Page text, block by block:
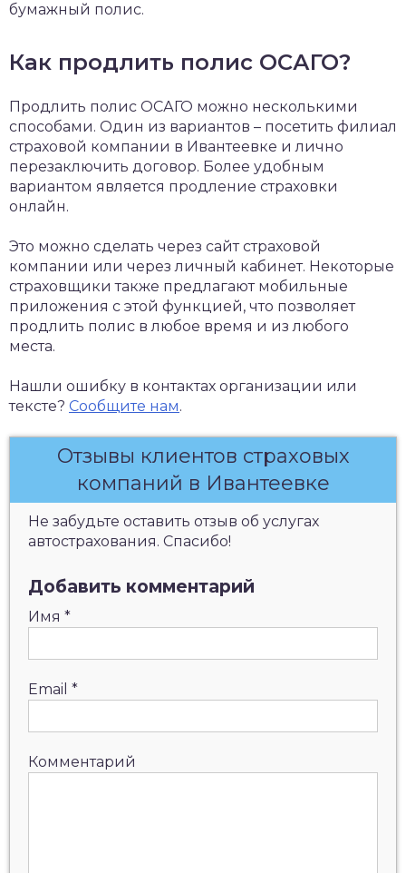
бумажный полис.
Как продлить полис ОСАГО?
Продлить полис ОСАГО можно несколькими
способами. Один из вариантов – посетить филиал
страховой компании в Ивантеевке и лично
перезаключить договор. Более удобным
вариантом является продление страховки
онлайн.
Это можно сделать через сайт страховой
компании или через личный кабинет. Некоторые
страховщики также предлагают мобильные
приложения с этой функцией, что позволяет
продлить полис в любое время и из любого
места.
Нашли ошибку в контактах организации или
тексте? Сообщите нам.
Отзывы клиентов страховых
компаний в Ивантеевке
Не забудьте оставить отзыв об услугах
автострахования. Спасибо!
Добавить комментарий
Имя *
Email *
Комментарий